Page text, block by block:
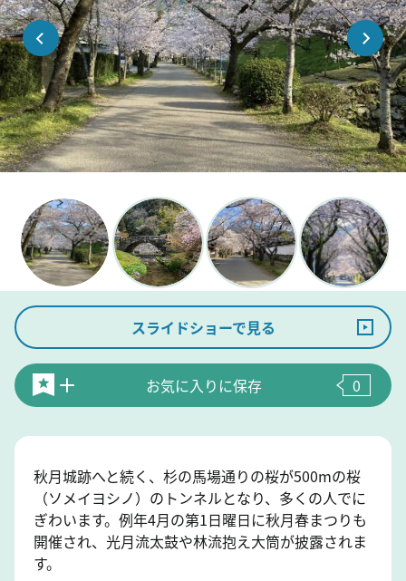
スライドショーで見る
お気に入りに保存 0
秋月城跡へと続く、杉の馬場通りの桜が500mの桜
（ソメイヨシノ）のトンネルとなり、多くの人でに
ぎわいます。例年4月の第1日曜日に秋月春まつりも
開催され、光月流太鼓や林流抱え大筒が披露されま
す。